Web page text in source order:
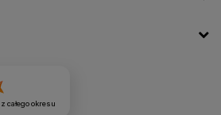
z całego okresu